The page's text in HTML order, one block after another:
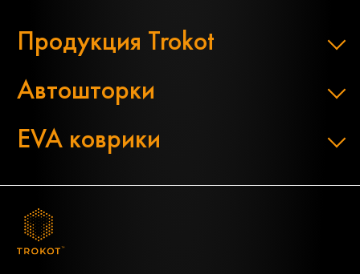
Продукция Trokot
Автошторки
EVA коврики